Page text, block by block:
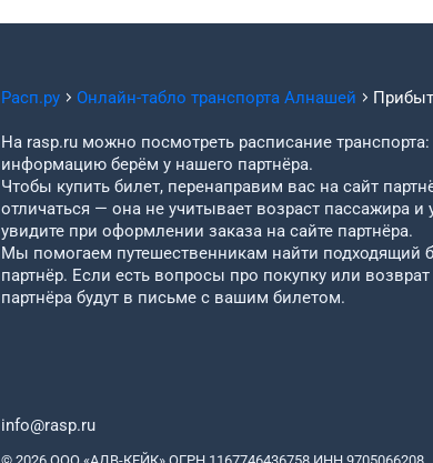
Расп.ру Онлайн-табло транспорта Алнашей
На rasp.ru можно посмотреть расписание
информацию берём у нашего партнёра.
Чтобы купить билет, перенаправим вас на сайт
отличаться — она не учитывает возраст пассажира
увидите при оформлении заказа на сайте партнёра.
Мы помогаем путешественникам найти подходящий
партнёр. Если есть вопросы про покупку или
партнёра будут в письме с вашим билетом.
info@rasp.ru